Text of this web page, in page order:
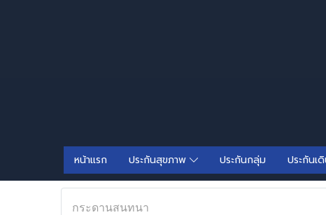
หน้าแรก ประกันสุขภาพ ประกันกลุ่ม ประกันเ
กระดานสนทนา